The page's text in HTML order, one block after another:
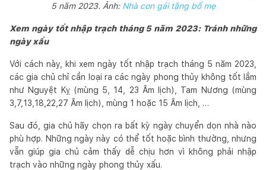
5 năm 2023. Ảnh: Nhà con gái tặng bố mẹ
Xem ngày tốt nhập trạch tháng 5 năm 2023: Tránh những
ngày xấu
Với cách này, khi xem ngày tốt nhập trạch tháng 5 năm 2023,
các gia chủ chỉ cần loại ra các ngày phong thủy không tốt lắm
như Nguyệt Kỵ (mùng 5, 14, 23 Âm lịch), Tam Nương (mùng
3,7,13,18,22,27 Âm lịch), mùng 1 hoặc 15 Âm lịch, …
Sau đó, gia chủ hãy chọn ra bất kỳ ngày chuyển dọn nhà nào
phù hợp. Những ngày này có thể tốt hoặc bình thường, nhưng
vẫn giúp gia chủ cảm thấy dễ chịu hơn vì không phải nhập
trạch vào những ngày phong thủy xấu.